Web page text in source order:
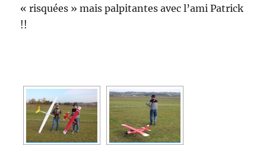
« risquées » mais palpitantes avec l’ami Patrick
!!